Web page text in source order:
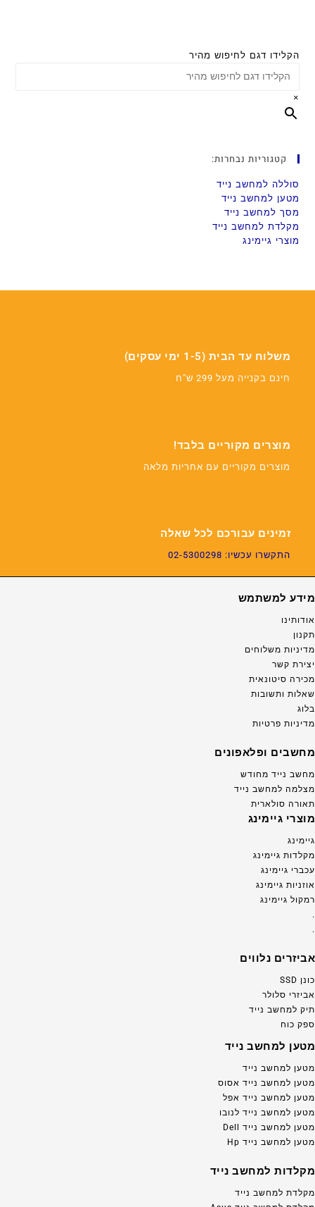
הקלידו דגם לחיפוש מהיר
×
קטגוריות נבחרות:
סוללה למחשב נייד
מטען למחשב נייד
מסך למחשב נייד
מקלדת למחשב נייד
מוצרי גיימינג
משלוח עד הבית (1-5 ימי עסקים)
חינם בקנייה מעל 299 ש"ח
מוצרים מקוריים בלבד!
מוצרים מקוריים עם אחריות מלאה
זמינים עבורכם לכל שאלה
התקשרו עכשיו: 02-5300298
מידע למשתמש
אודותינו
תקנון
מדיניות משלוחים
יצירת קשר
מכירה סיטונאית
שאלות ותשובות
בלוג
מדיניות פרטיות
מחשבים ופלאפונים
מחשב נייד מחודש
מצלמה למחשב נייד
תאורה סולארית
מוצרי גיימינג
גיימינג
מקלדות גיימינג
עכברי גיימינג
אוזניות גיימינג
רמקול גיימינג
.
.
אביזרים נלווים
כונן SSD
אביזרי סלולר
תיק למחשב נייד
ספק כוח
מטען למחשב נייד
מטען למחשב נייד
מטען למחשב נייד אסוס
מטען למחשב נייד אפל
מטען למחשב נייד לנובו
מטען למחשב נייד Dell
מטען למחשב נייד Hp
מקלדות למחשב נייד
מקלדת למחשב נייד